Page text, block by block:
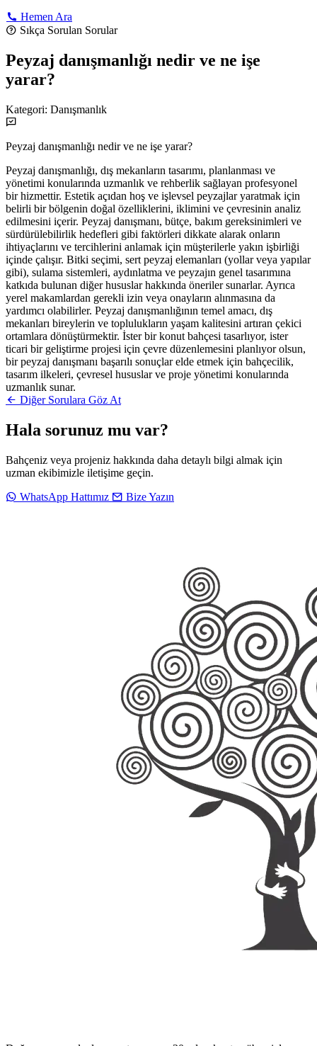
Hemen Ara
Sıkça Sorulan Sorular
Peyzaj danışmanlığı nedir ve ne işe
yarar?
Kategori: Danışmanlık
Peyzaj danışmanlığı nedir ve ne işe yarar?
Peyzaj danışmanlığı, dış mekanların tasarımı, planlanması ve
yönetimi konularında uzmanlık ve rehberlik sağlayan profesyonel
bir hizmettir. Estetik açıdan hoş ve işlevsel peyzajlar yaratmak için
belirli bir bölgenin doğal özelliklerini, iklimini ve çevresinin analiz
edilmesini içerir. Peyzaj danışmanı, bütçe, bakım gereksinimleri ve
sürdürülebilirlik hedefleri gibi faktörleri dikkate alarak onların
ihtiyaçlarını ve tercihlerini anlamak için müşterilerle yakın işbirliği
içinde çalışır. Bitki seçimi, sert peyzaj elemanları (yollar veya yapılar
gibi), sulama sistemleri, aydınlatma ve peyzajın genel tasarımına
katkıda bulunan diğer hususlar hakkında öneriler sunarlar. Ayrıca
yerel makamlardan gerekli izin veya onayların alınmasına da
yardımcı olabilirler. Peyzaj danışmanlığının temel amacı, dış
mekanları bireylerin ve toplulukların yaşam kalitesini artıran çekici
ortamlara dönüştürmektir. İster bir konut bahçesi tasarlıyor, ister
ticari bir geliştirme projesi için çevre düzenlemesini planlıyor olsun,
bir peyzaj danışmanı başarılı sonuçlar elde etmek için bahçecilik,
tasarım ilkeleri, çevresel hususlar ve proje yönetimi konularında
uzmanlık sunar.
Diğer Sorulara Göz At
Hala sorunuz mu var?
Bahçeniz veya projeniz hakkında daha detaylı bilgi almak için
uzman ekibimizle iletişime geçin.
WhatsApp Hattımız
Bize Yazın